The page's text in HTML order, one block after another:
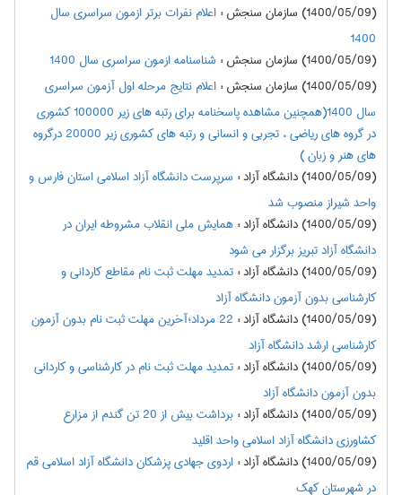
(1400/05/09) سازمان سنجش
:اعلام نفرات برتر ازمون سراسري سال
1400
(1400/05/09) سازمان سنجش
: شناسنامه ازمون سراسري سال 1400
(1400/05/09) سازمان سنجش
:اعلام نتايج مرحله اول آزمون سراسري
سال 1400(همچنین مشاهده پاسخنامه برای رتبه های زیر 100000 کشوری
در گروه های ریاضی ، تجربی و انسانی و رتبه های کشوری زیر 20000 درگروه
های هنر و زبان )
(1400/05/09) دانشگاه آزاد
: سرپرست دانشگاه آزاد اسلامی استان فارس و
واحد شیراز منصوب شد
(1400/05/09) دانشگاه آزاد
:همایش ملی انقلاب مشروطه ایران در
دانشگاه آزاد تبریز برگزار می شود
(1400/05/09) دانشگاه آزاد
:تمدید مهلت ثبت نام مقاطع کاردانی و
کارشناسی بدون آزمون دانشگاه آزاد
(1400/05/09) دانشگاه آزاد
:
22 مرداد؛آخرین مهلت ثبت نام بدون آزمون
کارشناسی ارشد دانشگاه آزاد
(1400/05/09) دانشگاه آزاد
:تمدید مهلت ثبت نام در کارشناسی و کاردانی
بدون آزمون دانشگاه آزاد
(1400/05/09) دانشگاه آزاد
:
برداشت بیش از 20 تن گندم از مزارع
کشاورزی دانشگاه آزاد اسلامی واحد اقلید
(1400/05/09) دانشگاه آزاد
:اردوی جهادی پزشکان دانشگاه آزاد اسلامی قم
در شهرستان کهک